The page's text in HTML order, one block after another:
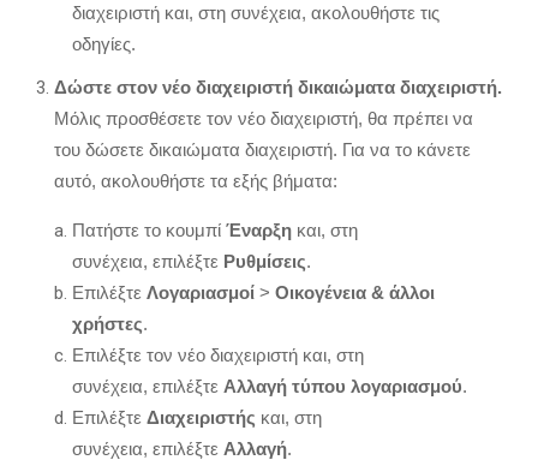
διαχειριστή και, στη συνέχεια, ακολουθήστε τις
οδηγίες.
Δώστε στον νέο διαχειριστή δικαιώματα διαχειριστή.
Μόλις προσθέσετε τον νέο διαχειριστή, θα πρέπει να
του δώσετε δικαιώματα διαχειριστή. Για να το κάνετε
αυτό, ακολουθήστε τα εξής βήματα:
Πατήστε το κουμπί Έναρξη και, στη
συνέχεια, επιλέξτε Ρυθμίσεις.
Επιλέξτε Λογαριασμοί > Οικογένεια & άλλοι
χρήστες.
Επιλέξτε τον νέο διαχειριστή και, στη
συνέχεια, επιλέξτε Αλλαγή τύπου λογαριασμού.
Επιλέξτε Διαχειριστής και, στη
συνέχεια, επιλέξτε Αλλαγή.